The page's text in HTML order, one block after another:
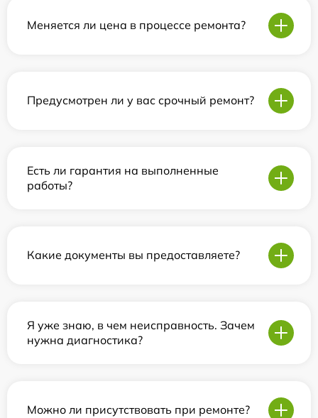
Меняется ли цена в процессе ремонта?
Предусмотрен ли у вас срочный ремонт?
Есть ли гарантия на выполненные
работы?
Какие документы вы предоставляете?
Я уже знаю, в чем неисправность. Зачем
нужна диагностика?
Можно ли присутствовать при ремонте?